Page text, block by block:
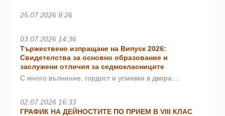
25.07.2026 9:26
03.07.2026 14:36
Тържествено изпращане на Випуск 2026:
Свидетелства за основно образование и
заслужени отличия за седмокласниците
С много вълнение, гордост и усмивки в двора…
02.07.2026 16:33
ГРАФИК НА ДЕЙНОСТИТЕ ПО ПРИЕМ В VIII КЛАС